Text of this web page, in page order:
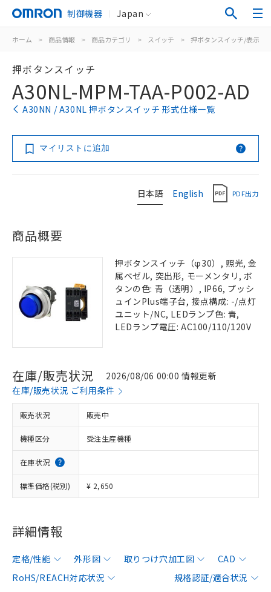
制御機器 Japan
ホーム > 商品情報 > 商品カテゴリ > スイッチ > 押ボタンスイッチ/表示灯
押ボタンスイッチ
A30NL-MPM-TAA-P002-AD
A30NN / A30NL 押ボタンスイッチ 形式仕様一覧
マイリストに追加
日本語 English PDF出力
商品概要
押ボタンスイッチ（φ30）, 照光, 金
属ベゼル, 突出形, モーメンタリ, ボ
タンの色: 青（透明）, IP66, プッシ
ュインPlus端子台, 接点構成: -/点灯
ユニット/NC, LEDランプ色: 青,
LEDランプ電圧: AC100/110/120V
在庫/販売状況
2026/08/06 00:00 情報更新
在庫/販売状況 ご利用条件
販売状況 販売中
機種区分 受注生産機種
在庫状況
標準価格(税別) ¥ 2,650
詳細情報
定格/性能 外形図 取りつけ穴加工図
CAD
RoHS/REACH対応状況
規格認証/適合状況